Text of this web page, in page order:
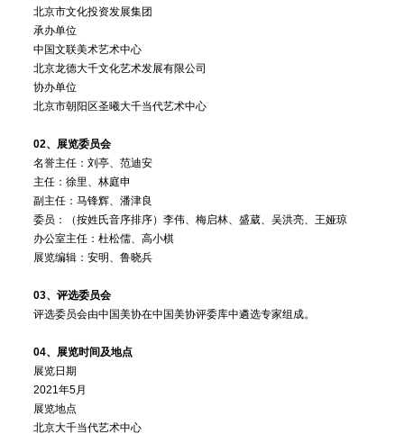
北京市文化投资发展集团
承办单位
中国文联美术艺术中心
北京龙德大千文化艺术发展有限公司
协办单位
北京市朝阳区圣曦大千当代艺术中心
02、展览委员会
名誉主任：刘亭、范迪安
主任：徐里、林庭申
副主任：马锋辉、潘津良
委员：（按姓氏音序排序）李伟、梅启林、盛葳、吴洪亮、王娅琼
办公室主任：杜松儒、高小棋
展览编辑：安明、鲁晓兵
03、评选委员会
评选委员会由中国美协在中国美协评委库中遴选专家组成。
04、展览时间及地点
展览日期
2021年5月
展览地点
北京大千当代艺术中心